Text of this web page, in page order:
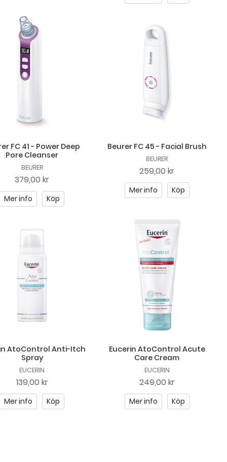
FC 41 - Power Deep
Pore Cleanser
BEURER
379,00 kr
Mer info Köp
Beurer FC 45 - Facial Brush
BEURER
259,00 kr
Mer info Köp
AtoControl Anti-Itch
Spray
EUCERIN
139,00 kr
Mer info Köp
Eucerin AtoControl Acute
Care Cream
EUCERIN
249,00 kr
Mer info Köp